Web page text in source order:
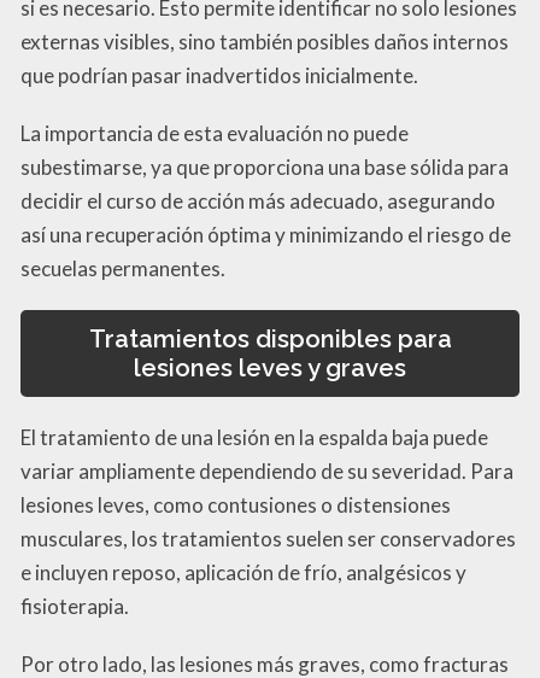
si es necesario. Esto permite identificar no solo lesiones
externas visibles, sino también posibles daños internos
que podrían pasar inadvertidos inicialmente.
La importancia de esta evaluación no puede
subestimarse, ya que proporciona una base sólida para
decidir el curso de acción más adecuado, asegurando
así una recuperación óptima y minimizando el riesgo de
secuelas permanentes.
Tratamientos disponibles para
lesiones leves y graves
El tratamiento de una lesión en la espalda baja puede
variar ampliamente dependiendo de su severidad. Para
lesiones leves, como contusiones o distensiones
musculares, los tratamientos suelen ser conservadores
e incluyen reposo, aplicación de frío, analgésicos y
fisioterapia.
Por otro lado, las lesiones más graves, como fracturas